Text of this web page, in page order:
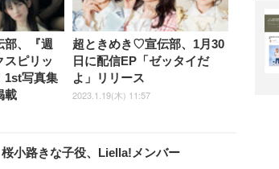
、『週
スピリッ
1st写真集
載
超ときめき♡宣伝部、1月30
日に配信EP「ゼッタイだ
よ」リリース
2023.1.19(木) 11:57
小路きな子役、Liella!メンバー